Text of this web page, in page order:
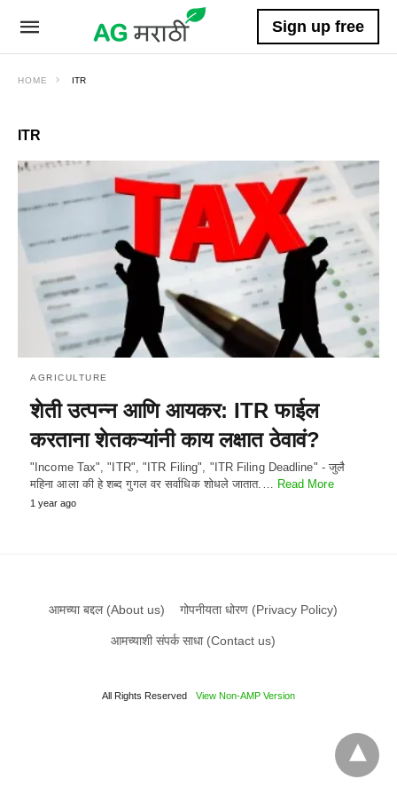
Sign up free
HOME ITR
ITR
AGRICULTURE
शेती उत्पन्न आणि आयकर: ITR फाईल
करताना शेतकऱ्यांनी काय लक्षात ठेवावं?
"Income Tax", "ITR", "ITR Filing", "ITR Filing Deadline" - जुलै
महिना आला की हे शब्द गुगल वर सर्वाधिक शोधले जातात.… Read More
1 year ago
आमच्या बद्दल (About us) गोपनीयता धोरण (Privacy Policy)
आमच्याशी संपर्क साधा (Contact us)
All Rights Reserved View Non-AMP Version